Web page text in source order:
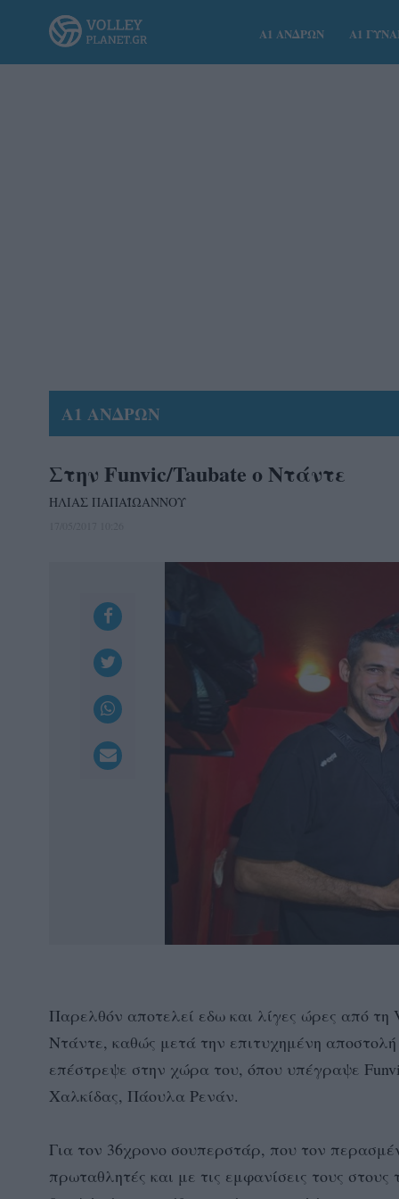
Α1 ΑΝΔΡΩΝ Α1
Α1 ΑΝΔΡΩΝ
Στην Funvic/Taubate ο Ντάντε
ΗΛΙΑΣ ΠΑΠΑΪΩΑΝΝΟΥ
Παρελθόν αποτελεί εδω και λίγες ώρες από
Ντάντε, καθώς μετά την επιτυχημένη
επέστρεψε στην χώρα του, όπου υπέγραψε
Χαλκίδας, Πάουλα Ρενάν.
Για τον 36χρονο σουπερστάρ, που τον
πρωταθλητές και με τις εμφανίσεις τους